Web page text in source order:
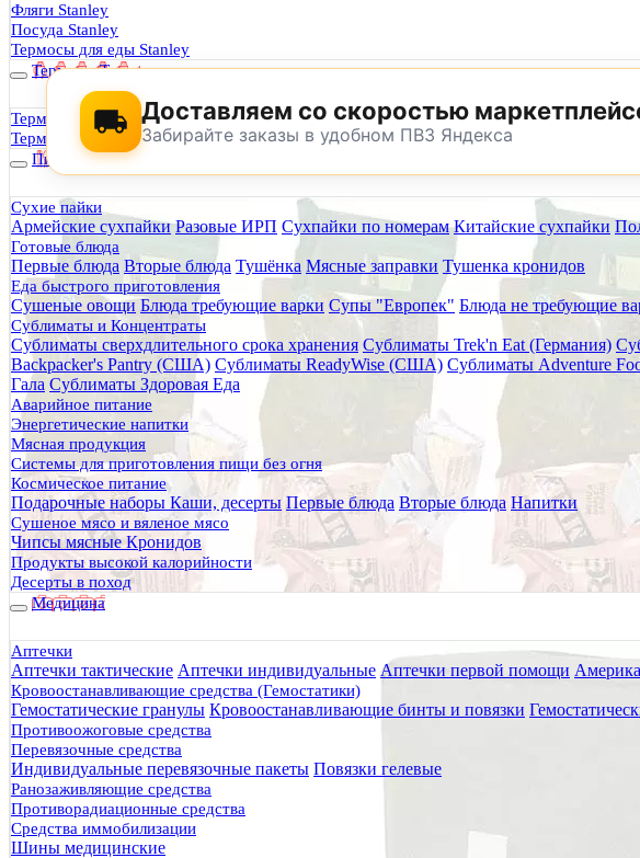
Фляги Stanley
Посуда Stanley
Термосы для еды Stanley
Термосы Tyeso
Термокружки Tyeso
Термобутылки Tyeso
Питание
Сухие пайки
Армейские сухпайки Разовые ИРП Сухпайки по номерам Китайские сухпайки
Готовые блюда
Первые блюда Вторые блюда Тушёнка Мясные заправки Тушенка кронидов
Еда быстрого приготовления
Сушеные овощи Блюда требующие варки Супы "Европек" Блюда не требующие
Сублиматы и Концентраты
Сублиматы сверхдлительного срока хранения Сублиматы Trek'n Eat (Германия)
Backpacker's Pantry (США) Сублиматы ReadyWise (США) Сублиматы Adventure
Гала Сублиматы Здоровая Еда
Аварийное питание
Энергетические напитки
Мясная продукция
Системы для приготовления пищи без огня
Космическое питание
Подарочные наборы Каши, десерты Первые блюда Вторые блюда Напитки
Сушеное мясо и вяленое мясо
Чипсы мясные Кронидов
Продукты высокой калорийности
Десерты в поход
Медицина
Аптечки
Аптечки тактические Аптечки индивидуальные Аптечки первой помощи
Кровоостанавливающие средства (Гемостатики)
Гемостатические гранулы Кровоостанавливающие бинты и повязки
Противоожоговые средства
Перевязочные средства
Индивидуальные перевязочные пакеты Повязки гелевые
Ранозаживляющие средства
Противорадиационные средства
Средства иммобилизации
Шины медицинские
0
Доставляем со скоростью
Забирайте заказы в удобном ПВЗ Яндекса
По техническим причинам магазин не будет работать на
Заранее корректируйте дату и время посещения магазина.
Главная
Каталог товаров
Туристическое снаряжение
Туристическая посуда
Термосы
Термокружка Stanley The Iceflow 2.0 Hydrangea, 10-13318-007, 591 мл
Термокружка Stanley The Iceflow 2.0